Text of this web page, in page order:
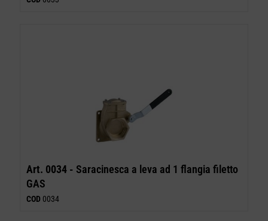
Art. 0034 - Saracinesca a leva ad 1 flangia filetto
GAS
COD 0034